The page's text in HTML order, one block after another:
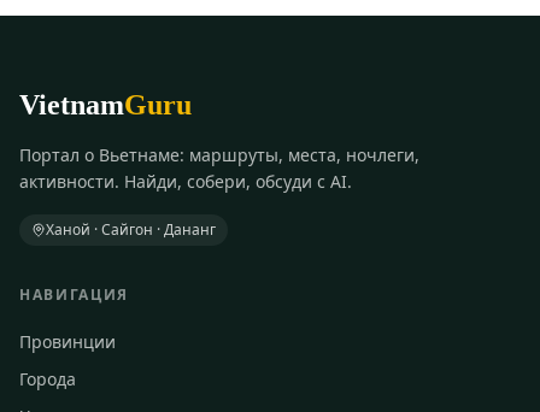
VietnamGuru
Портал о Вьетнаме: маршруты, места, ночлеги,
активности. Найди, собери, обсуди с AI.
Ханой · Сайгон · Дананг
НАВИГАЦИЯ
Провинции
Города